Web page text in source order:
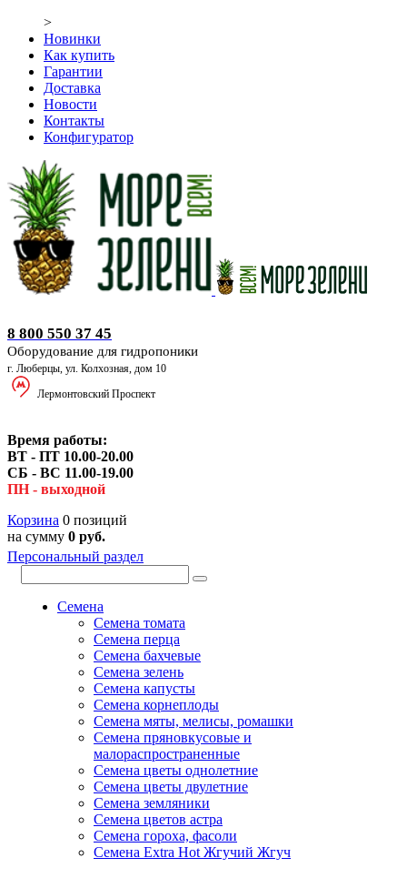
>
Новинки
Как купить
Гарантии
Доставка
Новости
Контакты
Конфигуратор
8 800 550 37 45
Оборудование для гидропоники
г. Люберцы, ул. Колхозная, дом 10
Лермонтовский Проспект
Время работы:
ВТ - ПТ 10.00-20.00
СБ - ВС 11.00-19.00
ПН - выходной
Корзина 0 позиций
на сумму 0 руб.
Персональный раздел
Семена
Семена томата
Семена перца
Семена бахчевые
Семена зелень
Семена капусты
Семена корнеплоды
Семена мяты, мелисы, ромашки
Семена пряновкусовые и
малораспространенные
Семена цветы однолетние
Семена цветы двулетние
Семена земляники
Семена цветов астра
Семена гороха, фасоли
Семена Extra Hot Жгучий Жгуч